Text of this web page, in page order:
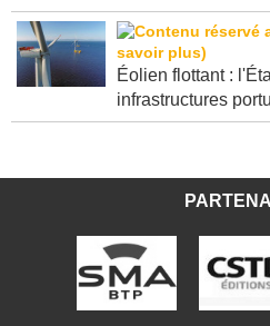
Éolien flottant :